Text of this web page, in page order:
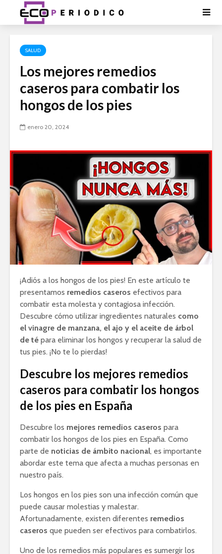
SALUD
Los mejores remedios
caseros para combatir los
hongos de los pies
enero 20, 2024
¡Adiós a los hongos de los pies! En este artículo te
presentamos remedios caseros efectivos para
combatir esta molesta y contagiosa infección.
Descubre cómo utilizar ingredientes naturales como
el vinagre de manzana, el ajo y el aceite de árbol
de té para eliminar los hongos y recuperar la salud de
tus pies. ¡No te lo pierdas!
Descubre los mejores remedios
caseros para combatir los hongos
de los pies en España
Descubre los mejores remedios caseros para
combatir los hongos de los pies en España. Como
parte de noticias de ámbito nacional, es importante
abordar este tema que afecta a muchas personas en
nuestro país.
Los hongos en los pies son una infección común que
puede causar molestias y malestar.
Afortunadamente, existen diferentes remedios
caseros que pueden ser efectivos para combatirlos.
Uno de los remedios más populares es sumergir los